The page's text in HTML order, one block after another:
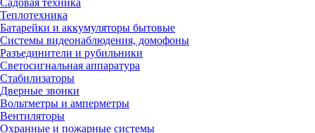
Садовая техника
Теплотехника
Батарейки и аккумуляторы бытовые
Системы видеонаблюдения, домофоны
Разъединители и рубильники
Светосигнальная аппаратура
Стабилизаторы
Дверные звонки
Вольтметры и амперметры
Вентиляторы
Охранные и пожарные системы